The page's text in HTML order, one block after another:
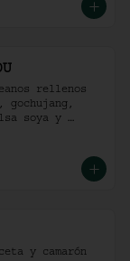
rellenos
gochujang,
soya y
y camarón